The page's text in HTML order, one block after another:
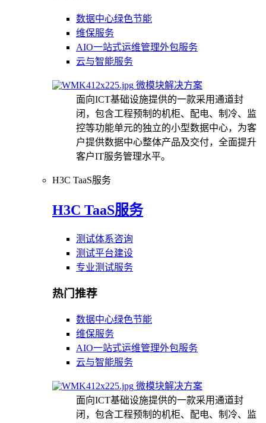
数据中心绿色节能
维保服务
AIO一站式运维管理外包服务
云与智能服务
微模块解决方案
面向ICT基础设施提供的一款采用通道封
闭，包含工程预制的机柜、配电、制冷、监
控等功能单元的独立的小型数据中心，为客
户提供数据中心整体产品及交付，全面提升
客户IT服务管理水平。
H3C TaaS服务
H3C TaaS服务
测试体系咨询
测试平台建设
专业测试服务
热门推荐
数据中心绿色节能
维保服务
AIO一站式运维管理外包服务
云与智能服务
微模块解决方案
面向ICT基础设施提供的一款采用通道封
闭，包含工程预制的机柜、配电、制冷、监